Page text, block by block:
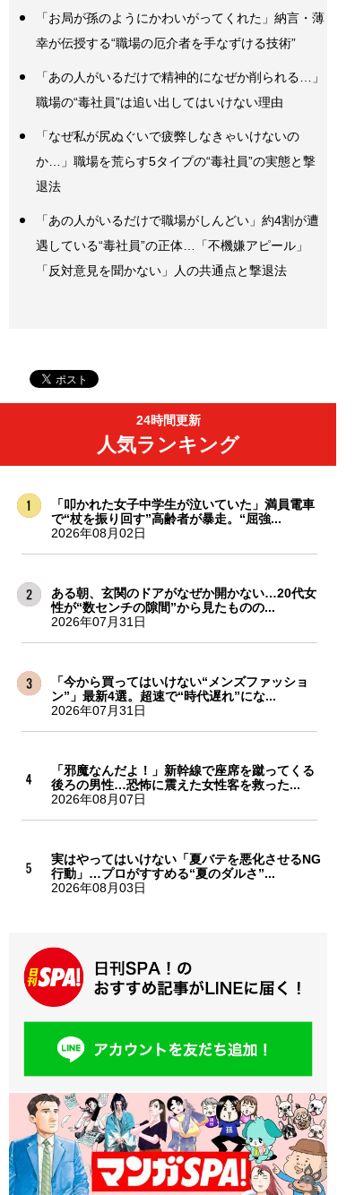
「お局が孫のようにかわいがってくれた」納言・薄
幸が伝授する“職場の厄介者を手なずける技術”
「あの人がいるだけで精神的になぜか削られる…」
職場の“毒社員”は追い出してはいけない理由
「なぜ私が尻ぬぐいで疲弊しなきゃいけないの
か…」職場を荒らす5タイプの“毒社員”の実態と撃
退法
「あの人がいるだけで職場がしんどい」約4割が遭
遇している“毒社員”の正体…「不機嫌アピール」
「反対意見を聞かない」人の共通点と撃退法
24時間更新
人気ランキング
「叩かれた女子中学生が泣いていた」満員電車
で“杖を振り回す”高齢者が暴走。“屈強...
2026年08月02日
ある朝、玄関のドアがなぜか開かない…20代女
性が“数センチの隙間”から見たものの...
2026年07月31日
「今から買ってはいけない“メンズファッショ
ン”」最新4選。超速で“時代遅れ”にな...
2026年07月31日
「邪魔なんだよ！」新幹線で座席を蹴ってくる
後ろの男性…恐怖に震えた女性客を救った...
2026年08月07日
実はやってはいけない「夏バテを悪化させるNG
行動」…プロがすすめる“夏のダルさ”...
2026年08月03日